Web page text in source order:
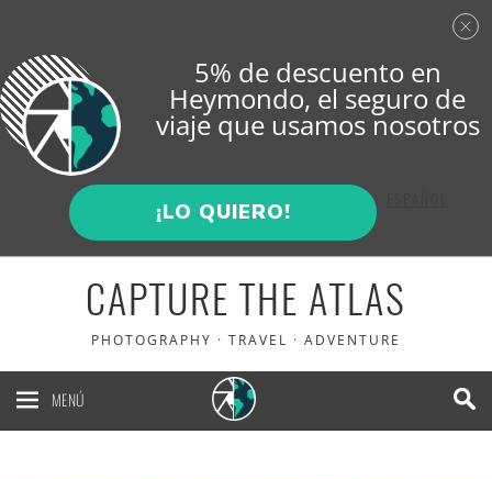
CAPTURE THE ATLAS
PHOTOGRAPHY · TRAVEL · ADVENTURE
MENÚ
5% de descuento en
Heymondo, el seguro de
viaje que usamos nosotros
¡LO QUIERO!